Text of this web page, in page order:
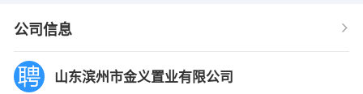
公司信息
山东滨州市金义置业有限公司